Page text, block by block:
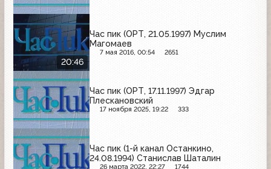
20:46
Час пик (ОРТ, 21.05.1997) Муслим
Магомаев
7 мая 2016, 00:54 2651
Час пик (ОРТ, 17.11.1997) Эдгар
Плескановский
17 ноября 2025, 19:22 333
Час пик (1-й канал Останкино,
24.08.1994) Станислав Шаталин
26 марта 2022, 22:27 1744